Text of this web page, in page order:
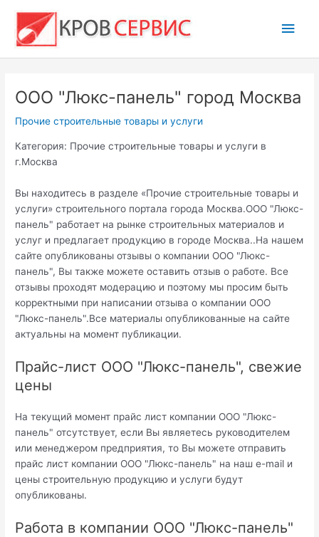
содержимому
ООО "Люкс-панель" город Москва
Прочие строительные товары и услуги
Категория: Прочие строительные товары и услуги в
г.Москва
Вы находитесь в разделе «Прочие строительные товары и
услуги» строительного портала города Москва.ООО "Люкс-
панель" работает на рынке строительных материалов и
услуг и предлагает продукцию в городе Москва..На нашем
сайте опубликованы отзывы о компании ООО "Люкс-
панель", Вы также можете оставить отзыв о работе. Все
отзывы проходят модерацию и поэтому мы просим быть
корректными при написании отзыва о компании ООО
"Люкс-панель".Все материалы опубликованные на сайте
актуальны на момент публикации.
Прайс-лист ООО "Люкс-панель", свежие
цены
На текущий момент прайс лист компании ООО "Люкс-
панель" отсутствует, если Вы являетесь руководителем
или менеджером предприятия, то Вы можете отправить
прайс лист компании ООО "Люкс-панель" на наш e-mail и
цены строительную продукцию и услуги будут
опубликованы.
Работа в компании ООО "Люкс-панель"